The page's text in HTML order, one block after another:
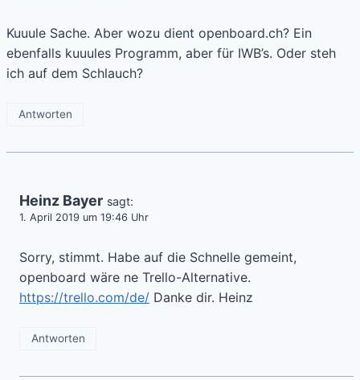
Kuuule Sache. Aber wozu dient openboard.ch? Ein
ebenfalls kuuules Programm, aber für IWB’s. Oder steh
ich auf dem Schlauch?
Antworten
Heinz Bayer sagt:
1. April 2019 um 19:46 Uhr
Sorry, stimmt. Habe auf die Schnelle gemeint,
openboard wäre ne Trello-Alternative.
https://trello.com/de/ Danke dir. Heinz
Antworten